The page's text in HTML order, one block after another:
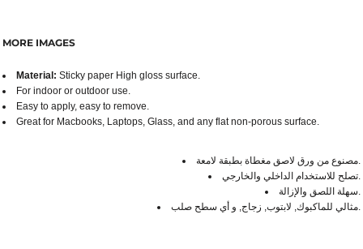
MORE IMAGES
Material: Sticky paper High gloss surface.
For indoor or outdoor use.
Easy to apply, easy to remove.
Great for Macbooks, Laptops, Glass, and any flat non-porous surface.
مصنوع من ورق لاصق مغطاة بطبقة لامعة.
تصلح للاستخدام الداخلي والخارجي.
سهلة اللصق والإزالة.
مثالي للماكبوك, لابتوب, زجاج, و أي سطح صلب.